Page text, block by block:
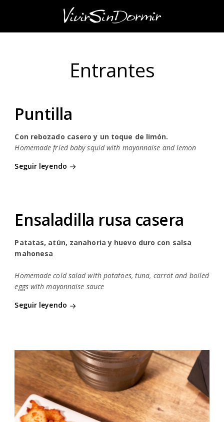
Entrantes
Puntilla
Con rebozado casero y un toque de limón.
Homemade fried baby squid with mayonnaise and lemon
Seguir leyendo
Ensaladilla rusa casera
Patatas, atún, zanahoria y huevo duro con salsa
mahonesa
Homemade cold salad with potatoes, tuna, carrot and boiled
eggs with mayonnaise sauce
Seguir leyendo